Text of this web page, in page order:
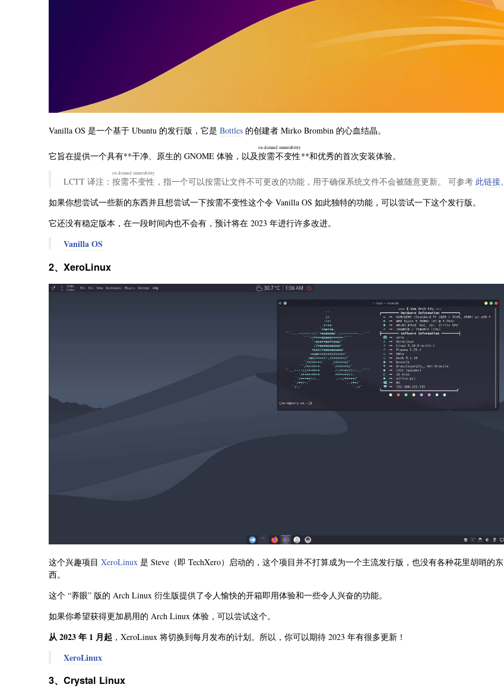
Vanilla OS 是一个基于 Ubuntu 的发行版，它是 Bottles 的创建者 Mirko Brombin 的心血结晶。
它旨在提供一个具有**干净、原生的 GNOME 体验，以及按需不变性
on-demand immutability
**和优秀的首次安装体验。
LCTT 译注： 按需不变性
on-demand immutability
，指一个可以按需让文件不可更改的功能，用于确保系统文件不会被随意更新。 可参考 此链接。
如果你想尝试一些新的东西并且想尝试一下按需不变性这个令 Vanilla OS 如此独特的功能，可以尝试一下这个发行版。
它还没有稳定版本，在一段时间内也不会有，预计将在 2023 年进行许多改进。
Vanilla OS
2、XeroLinux
这个兴趣项目 XeroLinux 是 Steve（即 TechXero）启动的，这个项目并不打算成为一个主流发行版，也没有各种花里胡哨的东
西。
这个 “养眼” 版的 Arch Linux 衍生版提供了令人愉快的开箱即用体验和一些令人兴奋的功能。
如果你希望获得更加易用的 Arch Linux 体验，可以尝试这个。
从 2023 年 1 月起 ，XeroLinux 将切换到每月发布的计划。所以，你可以期待 2023 年有很多更新！
XeroLinux
3、Crystal Linux